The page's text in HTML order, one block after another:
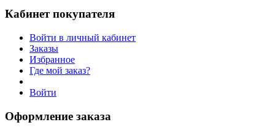
Кабинет покупателя
Войти в личный кабинет
Заказы
Избранное
Где мой заказ?
Войти
Оформление заказа